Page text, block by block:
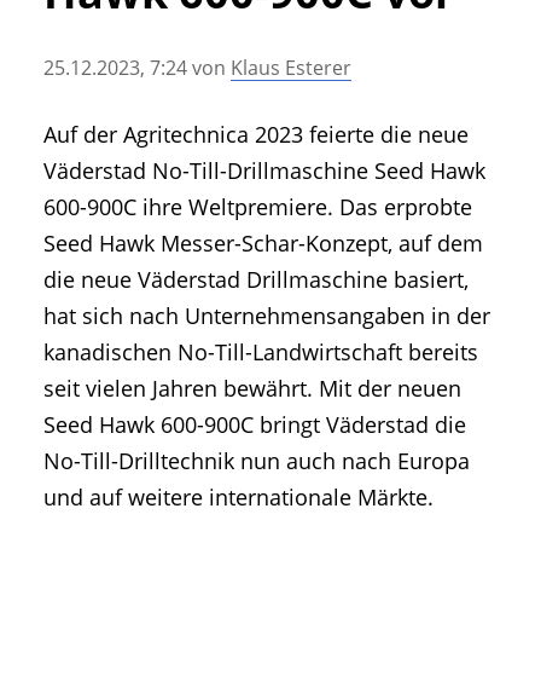
• Messen und Veranstaltungen
• Agritechnica Neuheiten Archiv
• Artikel nach Hersteller/Marke
25.12.2023, 7:24von Klaus Esterer
Auf der Agritechnica 2023 feierte die neue
Väderstad No-Till-Drillmaschine Seed Hawk
600-900C ihre Weltpremiere. Das erprobte
Seed Hawk Messer-Schar-Konzept, auf dem
die neue Väderstad Drillmaschine basiert,
hat sich nach Unternehmensangaben in der
kanadischen No-Till-Landwirtschaft bereits
seit vielen Jahren bewährt. Mit der neuen
Seed Hawk 600-900C bringt Väderstad die
No-Till-Drilltechnik nun auch nach Europa
und auf weitere internationale Märkte.